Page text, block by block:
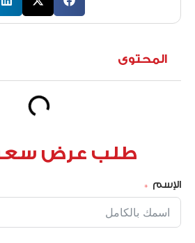
المحتوى
طلب عرض
الإسم